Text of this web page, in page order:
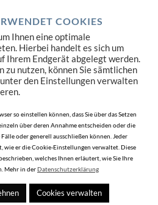
COOKIES
Ihnen eine optimale
Hierbei handelt es sich um
Ihrem Endgerät abgelegt werden.
nutzen, können Sie sämtlichen
den Einstellungen verwalten
so einstellen können, dass Sie über das Setzen
über deren Annahme entscheiden oder die
oder generell ausschließen können. Jeder
wie er die Cookie-Einstellungen verwaltet. Diese
welches Ihnen erläutert, wie Sie Ihre
Mehr in derDatenschutzerklärung
Cookies verwalten